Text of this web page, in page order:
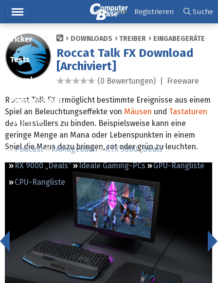
Ticker
Tests
Downloads
Preisvergleich
Forum
Podcast RAMageddon
RTX 5000 „Deals“
RX 9000 „Deals“
Ideale Gaming-PCs
GPU-Rangliste
CPU-Rangliste
Anmelden Registrieren Suche
DOWNLOADS TREIBER EINGABEGERÄTE
Roccat Talk FX Download
[Archiviert]
0,0 Sterne (0 Bewertungen) | Freeware
Roccat Talk FX ermöglicht bestimmte Ereignisse aus einem
Spiel an Beleuchtungseffekte von Mäusen und Tastaturen
des Herstellers zu binden. Beispielsweise kann eine
geringe Menge an Mana oder Lebenspunkten in einem
Spiel die Maus dazu bringen, rot oder grün zu leuchten.
<